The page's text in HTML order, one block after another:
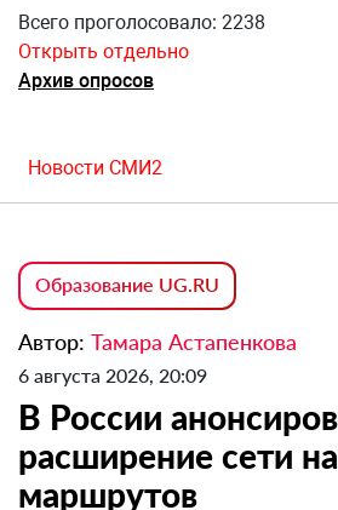
Всего проголосовало: 2238
Открыть отдельно
Архив опросов
Новости СМИ2
Образование UG.RU
Автор: Тамара Астапенкова
6 августа 2026, 20:09
В России
расширение сети
маршрутов